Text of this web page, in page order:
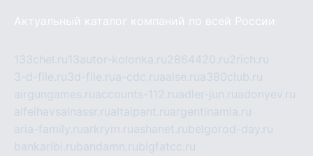
Актуальный каталог компаний по всей России
133chel.ru13autor-kolonka.ru2864420.ru2rich.ru
3-d-file.ru3d-file.rua-cdc.ruaalse.rua380club.ru
airgungames.ruaccounts-112.ruadler-jun.ruadonyev.ru
alfeihavsalnassr.rualtaipant.ruargentinamia.ru
aria-family.ruarkrym.ruashanet.rubelgorod-day.ru
bankaribi.rubandamn.rubigfatcc.ru